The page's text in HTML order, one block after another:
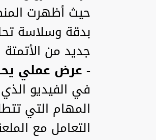
حيث أظهرت
بدقة وسلاسة
جديد من
- عرض عملي
في الفيديو
المهام التي
التعامل مع